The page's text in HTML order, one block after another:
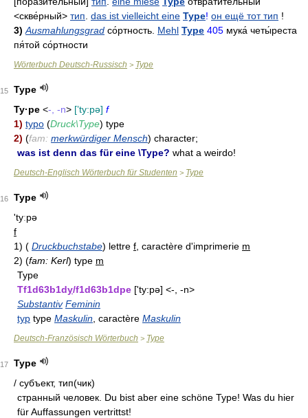
<скве́рный> тип das ist vielleicht eine Type! он ещё тот тип !
3) Ausmahlungsgrad со́ртность Mehl Type 405 мука́ четы́реста
пя́той со́ртности
Wörterbuch Deutsch-Russisch > Type
15
Type
Ty·pe <-, -n> [ʼty:pə] f
1) typo (Druck\Type) type
2) (fam: merkwürdiger Mensch) character;
was ist denn das für eine \Type? what a weirdo!
Deutsch-Englisch Wörterbuch für Studenten > Type
16
Type
'tyːpə
f
1) ( Druckbuchstabe) lettre f , caractère d'imprimerie m
2) (fam: Kerl) type m
Type
Tf1d63b1dy/f1d63b1dpe ['ty:pə] <-, -n>
Substantiv Feminin
typ type Maskulin , caractère Maskulin
Deutsch-Französisch Wörterbuch > Type
17
Type
/ субъект, тип(чик)
странный человек. Du bist aber eine schöne Type! Was du hier
für Auffassungen vertrittst!